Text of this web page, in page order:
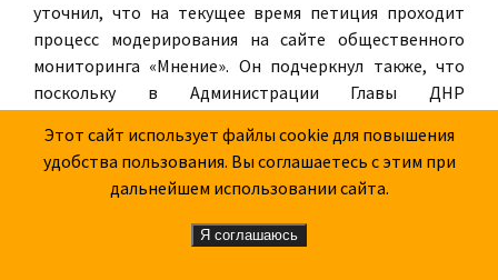
уточнил, что на текущее время петиция проходит
процесс модерирования на сайте общественного
мониторинга «Мнение». Он подчеркнул также, что
поскольку в Администрации Главы ДНР
советскому вождю И. В. Сталину в Донецке (Сталино),
то можно рекомендовать «возможность его
установки на площади им. А. В. Захарченко на место
памятника Т. Г. Шевченко». Об этом Козловский
написал в своём блоге. (Источник)
Этот сайт использует файлы cookie для повышения
удобства пользования. Вы соглашаетесь с этим при
дальнейшем использовании сайта.
Я соглашаюсь